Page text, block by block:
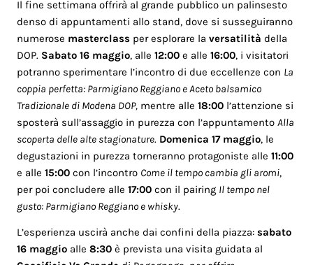
Il fine settimana offrirà al grande pubblico un palinsesto
denso di appuntamenti allo stand, dove si susseguiranno
numerose masterclass per esplorare laversatilità della
DOP. Sabato 16 maggio, alle12:00 e alle16:00, i visitatori
potranno sperimentare l’incontro di due eccellenze con La
coppia perfetta: Parmigiano Reggiano e Aceto balsamico
Tradizionale di Modena DOP, mentre alle18:00 l’attenzione si
sposterà sull’assaggio in purezza con l’appuntamentoAlla
scoperta delle alte stagionature. Domenica 17 maggio, le
degustazioni in purezza torneranno protagoniste alle11:00
e alle15:00 con l’incontro Come il tempo cambia gli aromi,
per poi concludere alle17:00 con il pairing Il tempo nel
gusto: Parmigiano Reggiano e whisky.
L’esperienza uscirà anche dai confini della piazza:sabato
16 maggio alle8:30 è prevista una visita guidata al